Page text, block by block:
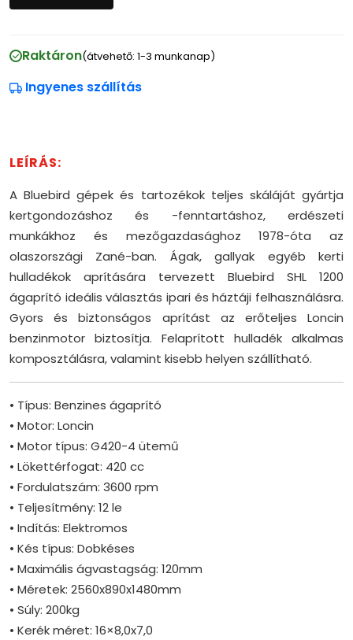
Raktáron(átvehető: 1-3 munkanap)
Ingyenes szállítás
A Bluebird gépek és tartozékok teljes skáláját gyártja
kertgondozáshoz és -fenntartáshoz, erdészeti
munkákhoz és mezőgazdasághoz 1978-óta az
olaszországi Zané-ban. Ágak, gallyak egyéb kerti
hulladékok aprítására tervezett Bluebird SHL 1200
ágaprító ideális választás ipari és háztáji felhasználásra.
Gyors és biztonságos aprítást az erőteljes Loncin
benzinmotor biztosítja. Felaprított hulladék alkalmas
komposztálásra, valamint kisebb helyen szállítható.
• Típus: Benzines ágaprító
• Motor: Loncin
• Motor típus: G420-4 ütemű
• Lökettérfogat: 420 cc
• Fordulatszám: 3600 rpm
• Teljesítmény: 12 le
• Indítás: Elektromos
• Kés típus: Dobkéses
• Maximális ágvastagság: 120mm
• Méretek: 2560x890x1480mm
• Súly: 200kg
• Kerék méret: 16×8,0x7,0